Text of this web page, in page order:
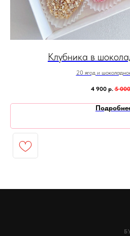
Клубника в
20 ягод и
4 900 р. 5 000